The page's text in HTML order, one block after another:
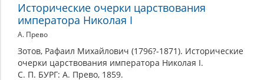
Исторические очерки царствования
императора Николая I
А. Прево
Зотов, Рафаил Михайлович (1796?-1871). Исторические
очерки царствования императора Николая I.
С. П. БУРГ: А. Прево, 1859.